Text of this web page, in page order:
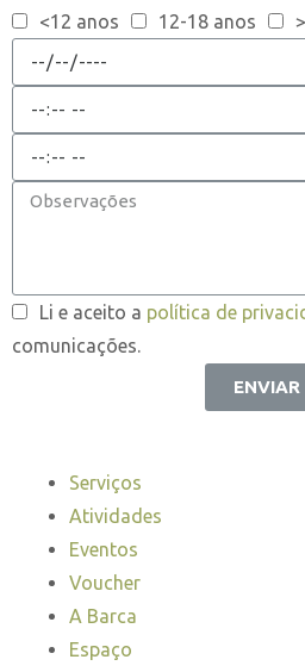
<12 anos
12-18 anos
Li e aceito a política de
comunicações.
ENVIAR
Serviços
Atividades
Eventos
Voucher
A Barca
Espaço